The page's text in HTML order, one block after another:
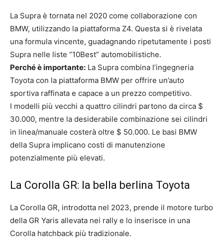
La Supra è tornata nel 2020 come collaborazione con
BMW, utilizzando la piattaforma Z4. Questa si è rivelata
una formula vincente, guadagnando ripetutamente i posti
Supra nelle liste “10Best” automobilistiche.
Perché è importante: La Supra combina l’ingegneria
Toyota con la piattaforma BMW per offrire un’auto
sportiva raffinata e capace a un prezzo competitivo.
I modelli più vecchi a quattro cilindri partono da circa $
30.000, mentre la desiderabile combinazione sei cilindri
in linea/manuale costerà oltre $ 50.000. Le basi BMW
della Supra implicano costi di manutenzione
potenzialmente più elevati.
La Corolla GR: la bella berlina Toyota
La Corolla GR, introdotta nel 2023, prende il motore turbo
della GR Yaris allevata nei rally e lo inserisce in una
Corolla hatchback più tradizionale.